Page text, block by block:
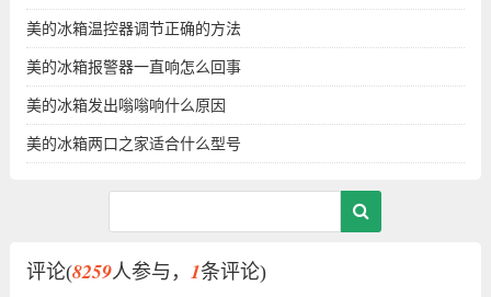
美的冰箱温控器调节正确的方法
美的冰箱报警器一直响怎么回事
美的冰箱发出嗡嗡响什么原因
美的冰箱两口之家适合什么型号
评论(8259人参与， 1条评论)